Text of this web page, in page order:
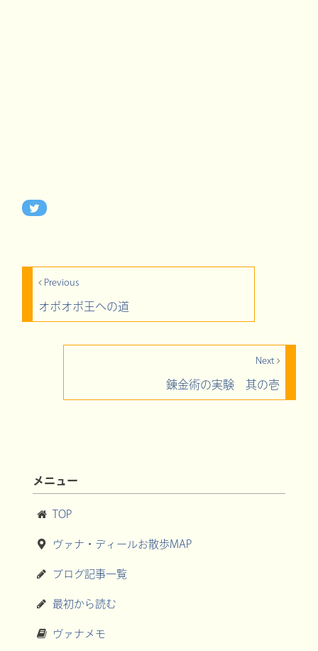
Previous
オポオポ王への道
Next
錬金術の実験 其の壱
メニュー
TOP
ヴァナ・ディールお散歩MAP
ブログ記事一覧
最初から読む
ヴァナメモ